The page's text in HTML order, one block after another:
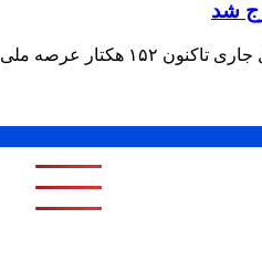
سودجو خارج شده است.